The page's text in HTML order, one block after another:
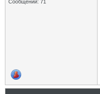
Сообщений: 71